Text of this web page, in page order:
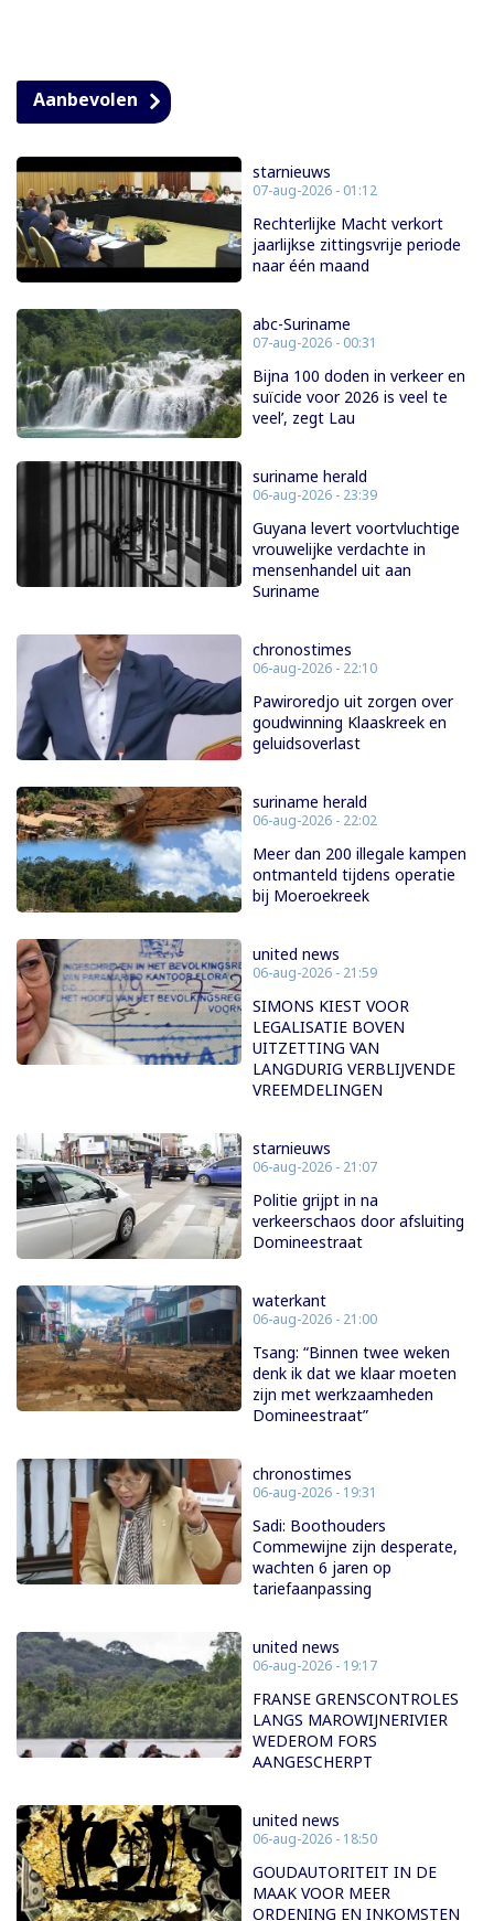
Aanbevolen
starnieuws
07-aug-2026 - 01:12
Rechterlijke Macht verkort
jaarlijkse zittingsvrije periode
naar één maand
abc-Suriname
07-aug-2026 - 00:31
Bijna 100 doden in verkeer en
suïcide voor 2026 is veel te
veel’, zegt Lau
suriname herald
06-aug-2026 - 23:39
Guyana levert voortvluchtige
vrouwelijke verdachte in
mensenhandel uit aan
Suriname
chronostimes
06-aug-2026 - 22:10
Pawiroredjo uit zorgen over
goudwinning Klaaskreek en
geluidsoverlast
suriname herald
06-aug-2026 - 22:02
Meer dan 200 illegale kampen
ontmanteld tijdens operatie
bij Moeroekreek
united news
06-aug-2026 - 21:59
SIMONS KIEST VOOR
LEGALISATIE BOVEN
UITZETTING VAN
LANGDURIG VERBLIJVENDE
VREEMDELINGEN
starnieuws
06-aug-2026 - 21:07
Politie grijpt in na
verkeerschaos door afsluiting
Domineestraat
waterkant
06-aug-2026 - 21:00
Tsang: “Binnen twee weken
denk ik dat we klaar moeten
zijn met werkzaamheden
Domineestraat”
chronostimes
06-aug-2026 - 19:31
Sadi: Boothouders
Commewijne zijn desperate,
wachten 6 jaren op
tariefaanpassing
united news
06-aug-2026 - 19:17
FRANSE GRENSCONTROLES
LANGS MAROWIJNERIVIER
WEDEROM FORS
AANGESCHERPT
united news
06-aug-2026 - 18:50
GOUDAUTORITEIT IN DE
MAAK VOOR MEER
ORDENING EN INKOMSTEN